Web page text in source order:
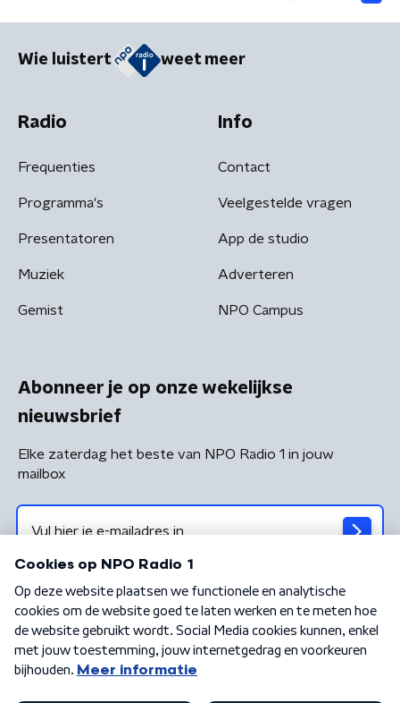
Wie luistert weet meer
Radio
Frequenties
Programma's
Presentatoren
Muziek
Gemist
Info
Contact
Veelgestelde vragen
App de studio
Adverteren
NPO Campus
Abonneer je op onze wekelijkse
nieuwsbrief
Elke zaterdag het beste van NPO Radio 1 in jouw
mailbox
Algemene voorwaarden